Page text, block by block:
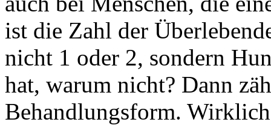
ist die Zahl der
nicht 1 oder 2, sondern
hat, warum nicht? Dann
Behandlungsform.